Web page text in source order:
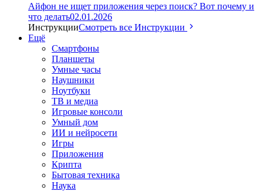
Айфон не ищет приложения через поиск? Вот почему и
что делать02.01.2026
ИнструкцииСмотреть все Инструкции
Ещё
Смартфоны
Планшеты
Умные часы
Наушники
Ноутбуки
ТВ и медиа
Игровые консоли
Умный дом
ИИ и нейросети
Игры
Приложения
Крипта
Бытовая техника
Наука